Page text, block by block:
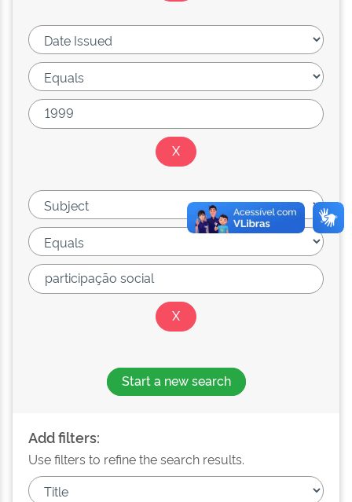
Start a new search
Add filters:
Use filters to refine the search results.